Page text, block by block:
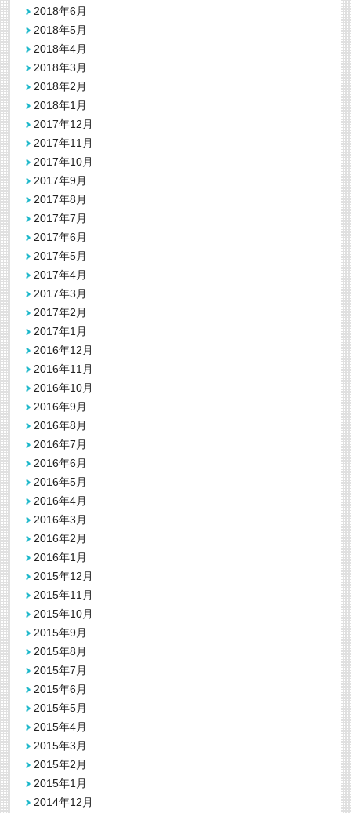
2018年6月
2018年5月
2018年4月
2018年3月
2018年2月
2018年1月
2017年12月
2017年11月
2017年10月
2017年9月
2017年8月
2017年7月
2017年6月
2017年5月
2017年4月
2017年3月
2017年2月
2017年1月
2016年12月
2016年11月
2016年10月
2016年9月
2016年8月
2016年7月
2016年6月
2016年5月
2016年4月
2016年3月
2016年2月
2016年1月
2015年12月
2015年11月
2015年10月
2015年9月
2015年8月
2015年7月
2015年6月
2015年5月
2015年4月
2015年3月
2015年2月
2015年1月
2014年12月